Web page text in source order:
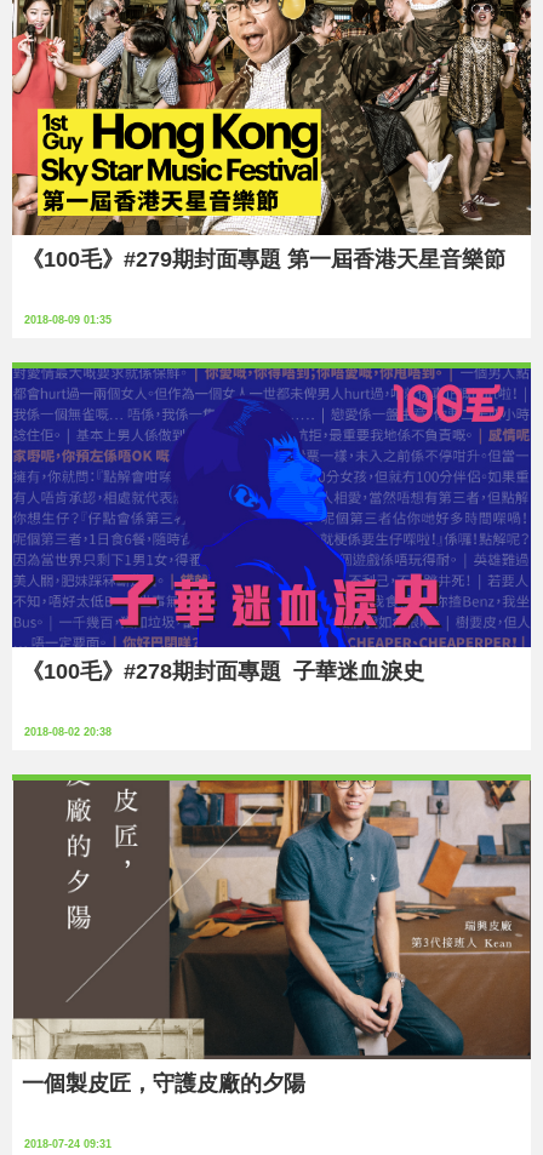
《100毛》#279期封面專題 第一屆香港天星音樂節
2018-08-09 01:35
《100毛》#278期封面專題 子華迷血淚史
2018-08-02 20:38
一個製⽪匠，守護⽪廠的夕陽
2018-07-24 09:31